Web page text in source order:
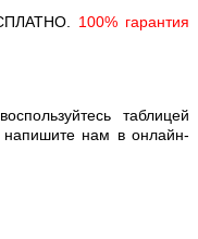
100% гарантия
таблицей
напишите нам в онлайн-